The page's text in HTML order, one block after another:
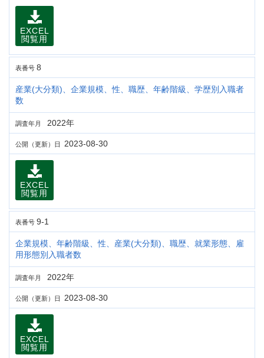
EXCEL
閲覧用
表番号 8
産業(大分類)、企業規模、性、職歴、年齢階級、学歴別入職者
数
調査年月 2022年
公開（更新）日 2023-08-30
EXCEL
閲覧用
表番号 9-1
企業規模、年齢階級、性、産業(大分類)、職歴、就業形態、雇
用形態別入職者数
調査年月 2022年
公開（更新）日 2023-08-30
EXCEL
閲覧用